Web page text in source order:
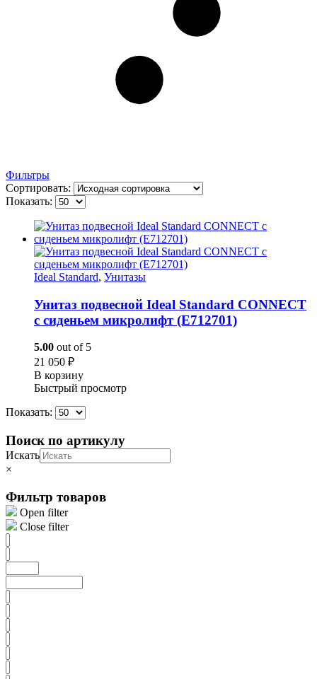
Фильтры
Сортировать:
Показать:
Ideal Standard, Унитазы
Унитаз подвесной Ideal Standard CONNECT
с сиденьем микролифт (Е712701)
5.00 out of 5
21 050 ₽
В корзину
Быстрый просмотр
Показать:
Поиск по артикулу
Искать
×
Фильтр товаров
Open filter
Close filter